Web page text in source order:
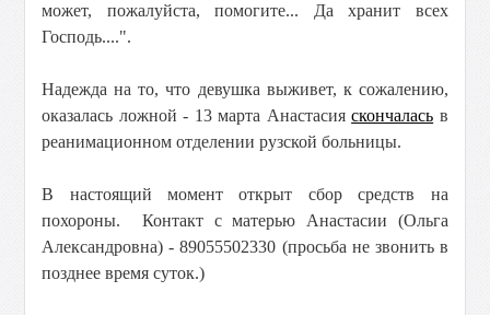
может, пожалуйста, помогите... Да хранит всех
Господь....".
Надежда на то, что девушка выживет, к сожалению,
оказалась ложной - 13 марта Анастасияскончалась в
реанимационном отделении рузской больницы.
В настоящий момент открыт сбор средств на
похороны. Контакт с матерью Анастасии (Ольга
Александровна) - 89055502330 (просьба не звонить в
позднее время суток.)